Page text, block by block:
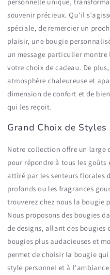
souvenir précieux. Qu'il
spéciale, de remercier un
plaisir, une bougie
un message particulier
votre choix de cadeau. De
atmosphère chaleureuse et
dimension de confort et de
qui les reçoit.
Grand Choix de Styles
Notre collection offre un large
pour répondre à tous les goûts
attiré par les senteurs florales
profonds ou les fragrances
trouverez chez nous la bougie
Nous proposons des bougies
de designs, allant des bougies
bougies plus audacieuses et
permet de choisir la bougie
style personnel et à